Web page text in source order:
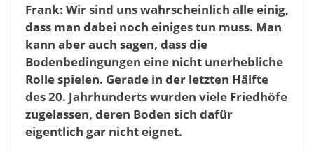
Frank: Wir sind uns wahrscheinlich alle einig,
dass man dabei noch einiges tun muss. Man
kann aber auch sagen, dass die
Bodenbedingungen eine nicht unerhebliche
Rolle spielen. Gerade in der letzten Hälfte
des 20. Jahrhunderts wurden viele Friedhöfe
zugelassen, deren Boden sich dafür
eigentlich gar nicht eignet.